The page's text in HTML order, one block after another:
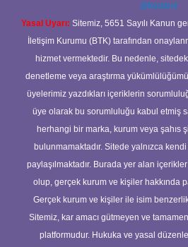
@karabul
Yasal Uyarı: Sitemiz, 5651 Sayılı Kanun
İletişim Kurumu (BTK) tarafından
hizmet vermektedir. Bu nedenle,
denetleme veya araştırma
üyelerimiz yazdıkları içeriklerin
üye olarak bu sorumluluğu kabul etmiş
herhangi bir marka, kurum veya şahıs
bulunmamaktadır. Sitede yalnızca kendi
paylaşılmaktadır. Burada yer alan
olup, gerçek kurum ve kişiler hakkında
Gerçek kurum ve kişiler ile isim
Sitemiz, kar amacı gütmeyen ve
platformudur. Hukuka ve yasal